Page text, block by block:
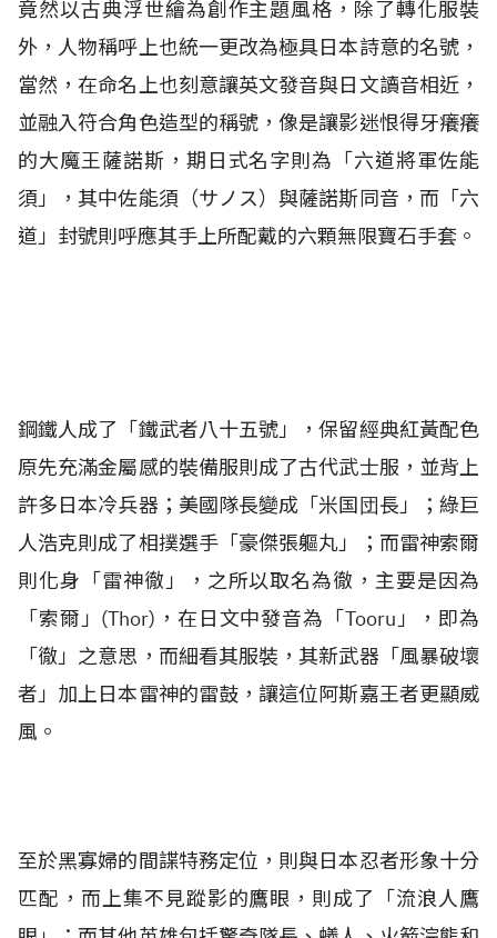
竟然以古典浮世繪為創作主題風格，除了轉化服裝
外，人物稱呼上也統一更改為極具日本詩意的名號，
當然，在命名上也刻意讓英文發音與日文讀音相近，
並融入符合角色造型的稱號，像是讓影迷恨得牙癢癢
的大魔王薩諾斯，期日式名字則為「六道將軍佐能
須」，其中佐能須（サノス）與薩諾斯同音，而「六
道」封號則呼應其手上所配戴的六顆無限寶石手套。
鋼鐵人成了「鐵武者八十五號」，保留經典紅黃配色
原先充滿金屬感的裝備服則成了古代武士服，並背上
許多日本冷兵器；美國隊長變成「米国団長」；綠巨
人浩克則成了相撲選手「豪傑張軀丸」；而雷神索爾
則化身「雷神徹」，之所以取名為徹，主要是因為
「索爾」(Thor)，在日文中發音為「Tooru」，即為
「徹」之意思，而細看其服裝，其新武器「風暴破壞
者」加上日本雷神的雷鼓，讓這位阿斯嘉王者更顯威
風。
至於黑寡婦的間諜特務定位，則與日本忍者形象十分
匹配，而上集不見蹤影的鷹眼，則成了「流浪人鷹